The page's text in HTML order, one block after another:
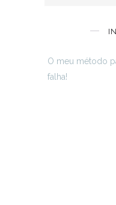
O meu método
falha!